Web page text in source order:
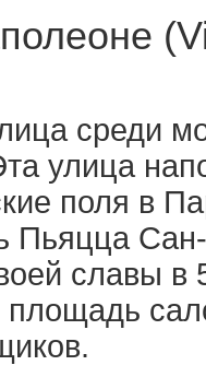
среди
улица
поля в
Пьяцца
славы
площадь